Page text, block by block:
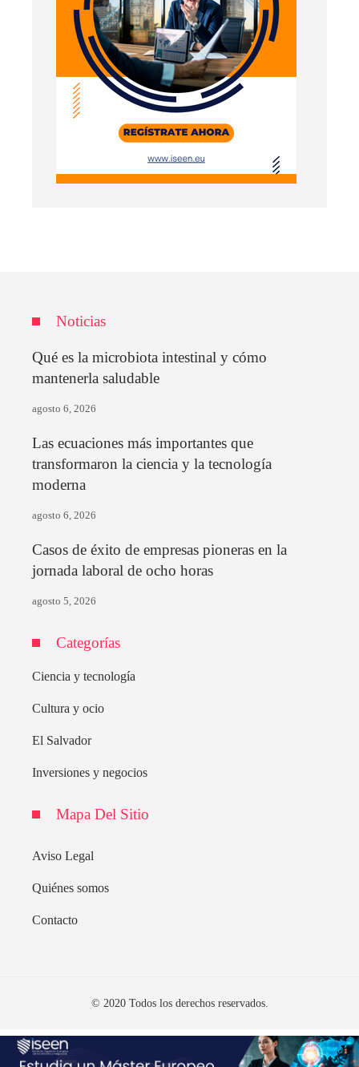
Noticias
Qué es la microbiota intestinal y cómo
mantenerla saludable
agosto 6, 2026
Las ecuaciones más importantes que
transformaron la ciencia y la tecnología
moderna
agosto 6, 2026
Casos de éxito de empresas pioneras en la
jornada laboral de ocho horas
agosto 5, 2026
Categorías
Ciencia y tecnología
Cultura y ocio
El Salvador
Inversiones y negocios
Mapa Del Sitio
Aviso Legal
Quiénes somos
Contacto
© 2020 Todos los derechos reservados.